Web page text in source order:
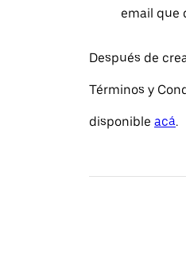
email que
Después de
Términos y
disponible acá.